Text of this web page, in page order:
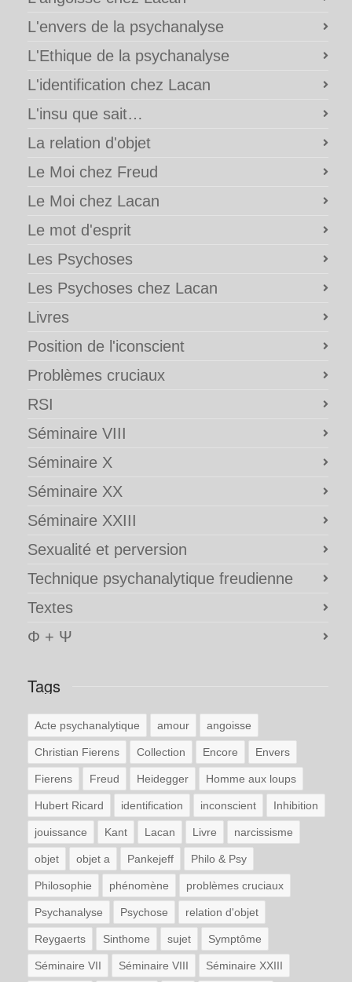
L'envers de la psychanalyse
L'Ethique de la psychanalyse
L'identification chez Lacan
L'insu que sait…
La relation d'objet
Le Moi chez Freud
Le Moi chez Lacan
Le mot d'esprit
Les Psychoses
Les Psychoses chez Lacan
Livres
Position de l'iconscient
Problèmes cruciaux
RSI
Séminaire VIII
Séminaire X
Séminaire XX
Séminaire XXIII
Sexualité et perversion
Technique psychanalytique freudienne
Textes
Φ + Ψ
Tags
Acte psychanalytique amour angoisse
Christian Fierens Collection Encore Envers
Fierens Freud Heidegger Homme aux loups
Hubert Ricard identification inconscient Inhibition
jouissance Kant Lacan Livre narcissisme
objet objet a Pankejeff Philo & Psy
Philosophie phénomène problèmes cruciaux
Psychanalyse Psychose relation d'objet
Reygaerts Sinthome sujet Symptôme
Séminaire VII Séminaire VIII Séminaire XXIII